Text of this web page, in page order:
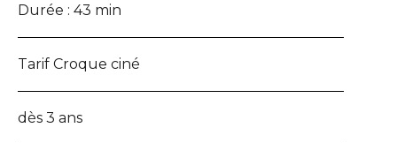
Durée : 43 min
Tarif Croque ciné
dès 3 ans